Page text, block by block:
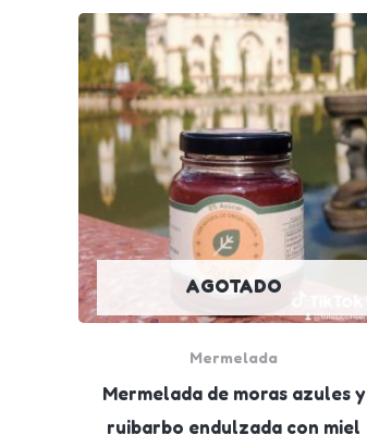
AGOTADO
Mermelada
Mermelada de moras azules y
ruibarbo endulzada con miel